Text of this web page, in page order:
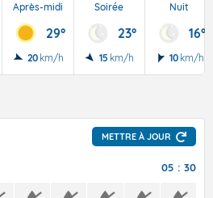
Après-midi
29°
20 km/h
Soirée
23°
15 km/h
Nuit
16°
10 km/h
METTRE À JOUR
05 : 30